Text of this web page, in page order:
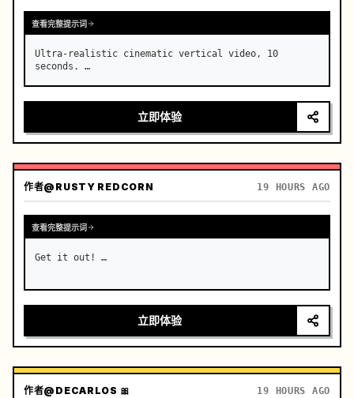
查看完整提示词
Ultra-realistic cinematic vertical video, 10
seconds. …
立即体验
作者@RUSTY REDCORN 19 HOURS AGO
查看完整提示词
Get it out! …
立即体验
作者@DECARLOS 🎀 19 HOURS AGO